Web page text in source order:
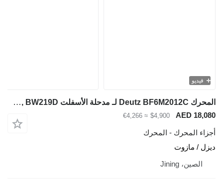
فيديو
المحرك Deutz BF6M2012C لـ مدحلة الأسفلت BOMAG BM219D, BW219D
AED 18,080
$4,900
≈ €4,266
أجزاء المحرك - المحرك
ديزل / مازوت
الصين، Jining